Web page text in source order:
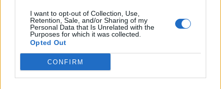
I want to opt-out of Collection, Use,
Retention, Sale, and/or Sharing of my
Personal Data that Is Unrelated with the
Purposes for which it was collected.
Opted Out
CONFIRM
VIIHDEUUTISET
Suolikaasun tuoksu levisi Spider-
Man -näytöksessä – yleisö poistui
paikalta